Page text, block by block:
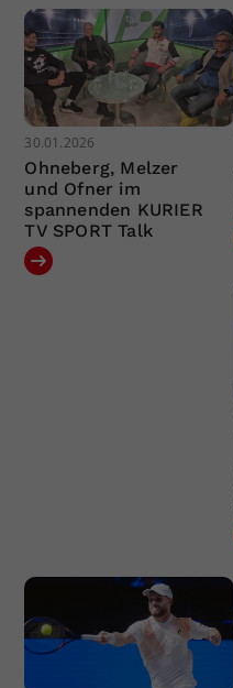
30.01.2026
Ohneberg, Melzer
und Ofner im
spannenden KURIER
TV SPORT Talk